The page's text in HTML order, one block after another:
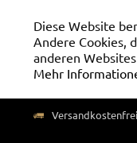
Diese Website
Andere Cookies,
anderen
Mehr